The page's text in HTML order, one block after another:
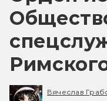
Вячеслав